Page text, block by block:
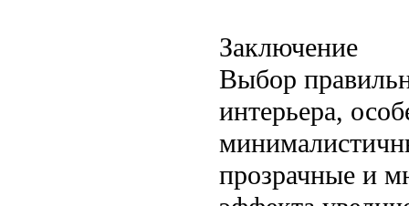
Заключение
Выбор
интерьера,
прозрачные и